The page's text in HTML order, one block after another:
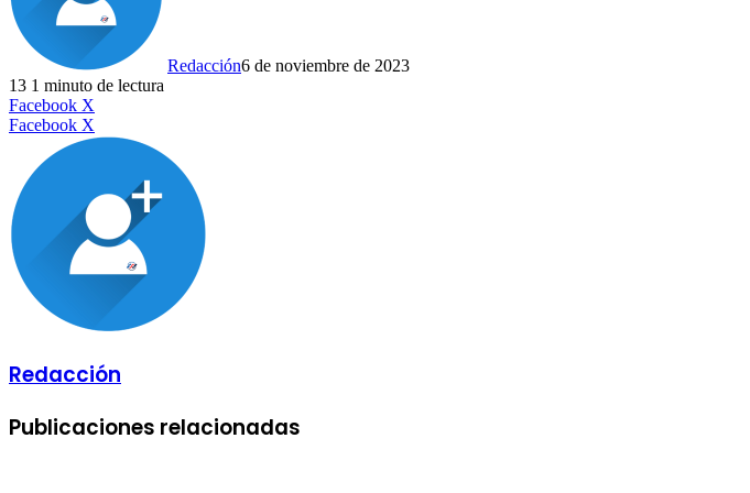
Redacción6 de noviembre de 2023
13 1 minuto de lectura
Facebook X
Facebook X
por
electrónico
Redacción
Publicaciones relacionadas